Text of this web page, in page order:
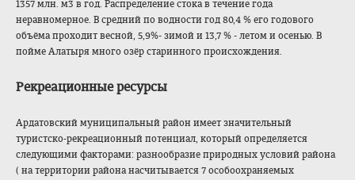
1357 млн. м3 в год. Распределение стока в течение года
неравномерное. В средний по водности год 80,4 % его годового
объёма проходит весной, 5,9%- зимой и 13,7 % - летом и осенью. В
пойме Алатыря много озёр старинного происхождения.
Рекреационные ресурсы
Ардатовский муниципальный район имеет значительный
туристско-рекреационный потенциал, который определяется
следующими факторами: разнообразие природных условий района
( на территории района насчитывается 7 особоохраняемых